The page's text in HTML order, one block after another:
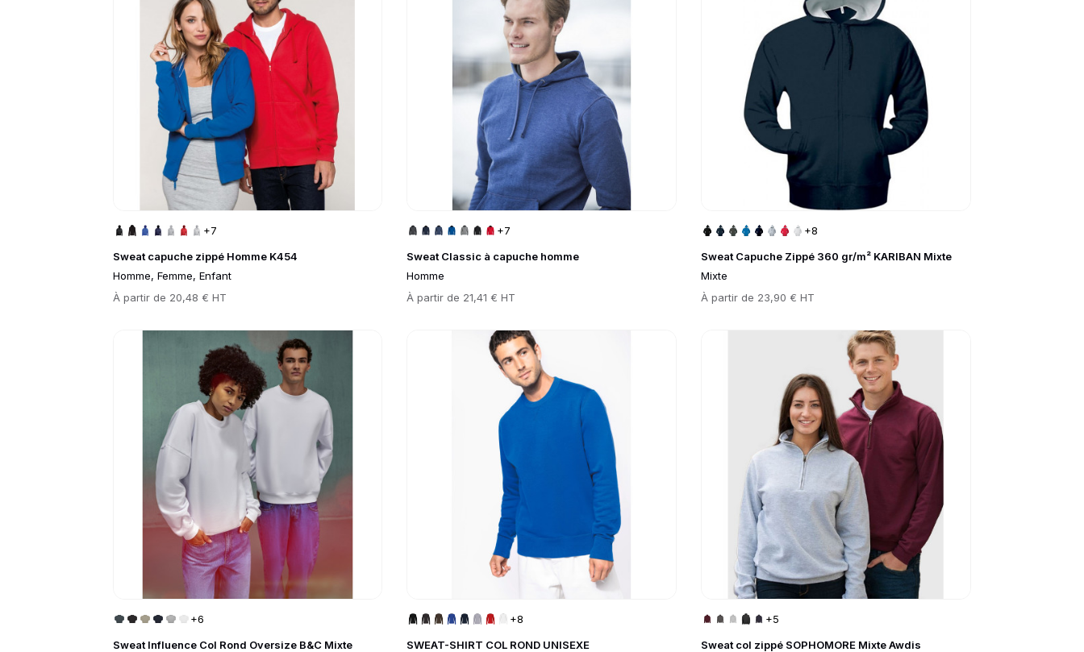
Sweat capuche zippé Homme K454
Homme, Femme, Enfant
Prix
À partir de 20,48 € HT
+7
Sweat Classic à capuche homme
Homme
Prix
À partir de 21,41 € HT
+7
Sweat Capuche Zippé 360 gr/m² KARIBAN Mixte
Mixte
Prix
À partir de 23,90 € HT
+8
Sweat Influence Col Rond Oversize B&C Mixte
+6
SWEAT-SHIRT COL ROND UNISEXE
+8
Go to product page
Sweat col zippé SOPHOMORE Mixte Awdis
+5